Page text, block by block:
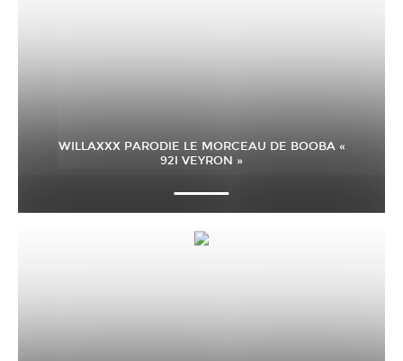
WILLAXXX PARODIE LE MORCEAU DE BOOBA «
92I VEYRON »